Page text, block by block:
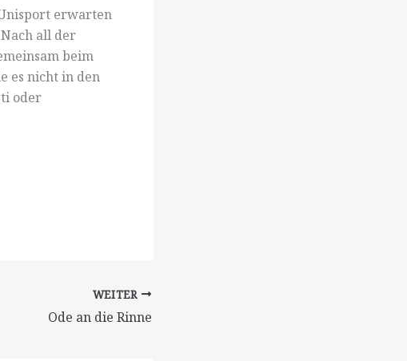
erwarten
all der
beim
es nicht in den
oder
WEITER
Ode an die Rinne